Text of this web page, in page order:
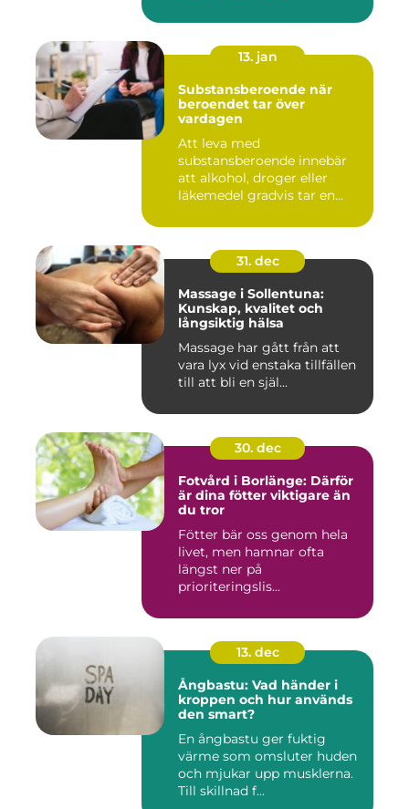
13. jan
Substansberoende när
beroendet tar över
vardagen
Att leva med
substansberoende innebär
att alkohol, droger eller
läkemedel gradvis tar en
31. dec
Massage i Sollentuna:
Kunskap, kvalitet och
långsiktig hälsa
Massage har gått från att
vara lyx vid enstaka tillfällen
till att bli en själ...
30. dec
Fotvård i Borlänge: Därför
är dina fötter viktigare än
du tror
Fötter bär oss genom hela
livet, men hamnar ofta
längst ner på
prioriteringslis...
13. dec
Ångbastu: Vad händer i
kroppen och hur används
den smart?
En ångbastu ger fuktig
värme som omsluter huden
och mjukar upp musklerna.
Till skillnad f...